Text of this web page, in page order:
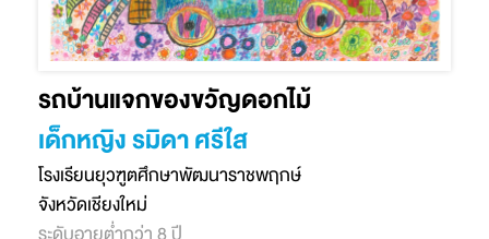
รถบ้านแจกของขวัญดอกไม้
เด็กหญิง รมิดา ศรีใส
โรงเรียนยุวฑูตศึกษาพัฒนาราชพฤกษ์
จังหวัดเชียงใหม่